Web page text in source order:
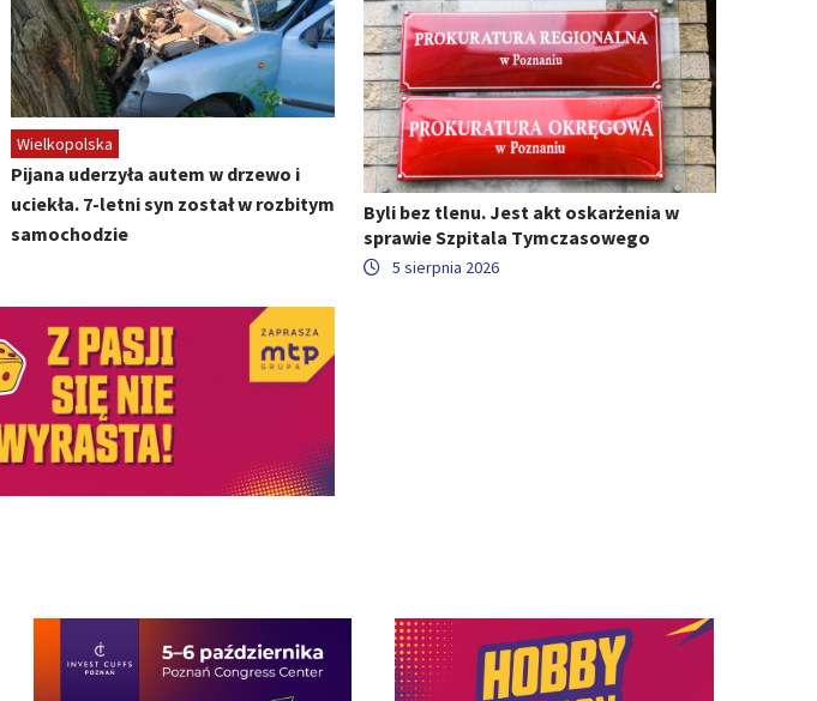
Wielkopolska
Pijana uderzyła autem w drzewo i
uciekła. 7-letni syn został w rozbitym
samochodzie
Byli bez tlenu. Jest akt oskarżenia w
sprawie Szpitala Tymczasowego
5 sierpnia 2026